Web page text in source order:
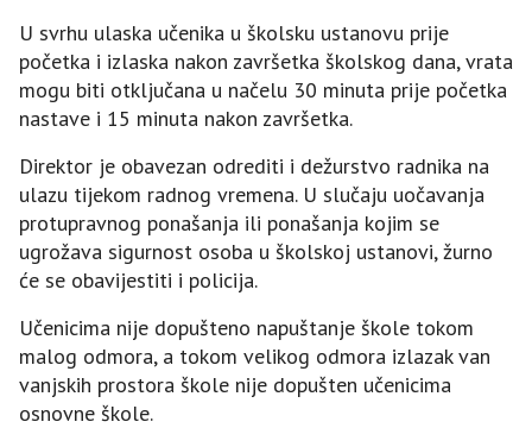
U svrhu ulaska učenika u školsku ustanovu prije
početka i izlaska nakon završetka školskog dana, vrata
mogu biti otključana u načelu 30 minuta prije početka
nastave i 15 minuta nakon završetka.
Direktor je obavezan odrediti i dežurstvo radnika na
ulazu tijekom radnog vremena. U slučaju uočavanja
protupravnog ponašanja ili ponašanja kojim se
ugrožava sigurnost osoba u školskoj ustanovi, žurno
će se obavijestiti i policija.
Učenicima nije dopušteno napuštanje škole tokom
malog odmora, a tokom velikog odmora izlazak van
vanjskih prostora škole nije dopušten učenicima
osnovne škole.